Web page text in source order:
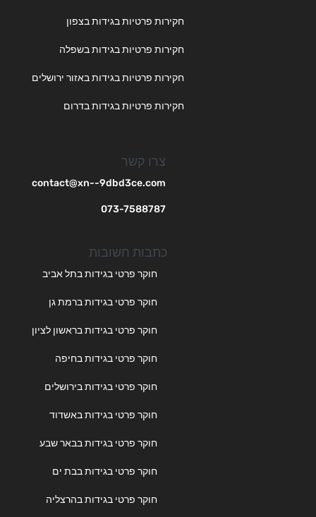
חקירות פרטיות בגידות בצפון
חקירות פרטיות בגידות בשפלה
חקירות פרטיות בגידות באזור ירושלים
חקירות פרטיות בגידות בדרום
צרו קשר
contact@xn--9dbd3ce.com
073-7588787
כתבות חשובות
חוקר פרטי בגידות בתל אביב
חוקר פרטי בגידות ברמת גן
חוקר פרטי בגידות בראשון לציון
חוקר פרטי בגידות בחיפה
חוקר פרטי בגידות בירושלים
חוקר פרטי בגידות באשדוד
חוקר פרטי בגידות בבאר שבע
חוקר פרטי בגידות בבת ים
חוקר פרטי בגידות בהרצליה